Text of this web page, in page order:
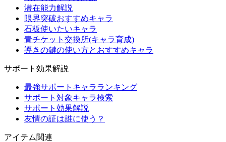
潜在能力解説
限界突破おすすめキャラ
石板使いたいキャラ
青チケット交換所(キャラ育成)
導きの鍵の使い方とおすすめキャラ
サポート効果解説
最強サポートキャラランキング
サポート対象キャラ検索
サポート効果解説
友情の証は誰に使う？
アイテム関連